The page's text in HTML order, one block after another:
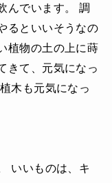
んでいます。 調
るといいそうなの
植物の土の上に蒔
きて、元気になっ
木も元気になっ
いいものは、キ